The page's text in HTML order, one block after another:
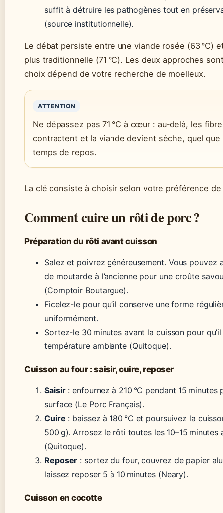
suffit à détruire les pathogènes tout en
(source institutionnelle).
Le débat persiste entre une viande rosée (63 °C)
plus traditionnelle (71 °C). Les deux approches
choix dépend de votre recherche de moelleux.
ATTENTION
Ne dépassez pas 71 °C à cœur : au‑delà, les
contractent et la viande devient sèche, quel que
temps de repos.
La clé consiste à choisir selon votre préférence
Comment cuire un rôti de porc ?
Préparation du rôti avant cuisson
Salez et poivrez généreusement. Vous pouvez
de moutarde à l’ancienne pour une croûte
(Comptoir Boutargue).
Ficelez-le pour qu’il conserve une forme
uniformément.
Sortez-le 30 minutes avant la cuisson pour
température ambiante (Quitoque).
Cuisson au four : saisir, cuire, reposer
Saisir: enfournez à 210 °C pendant 15 minutes
surface (Le Porc Français).
Cuire : baissez à 180 °C et poursuivez la
500 g). Arrosez le rôti toutes les 10–15 minutes
(Quitoque).
Reposer : sortez du four, couvrez de papier
laissez reposer 5 à 10 minutes (Neary).
Cuisson en cocotte